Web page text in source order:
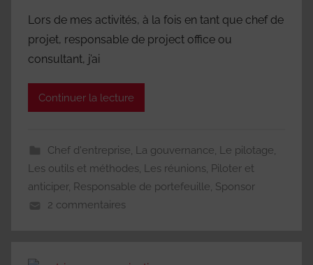
Lors de mes activités, à la fois en tant que chef de
projet, responsable de project office ou
consultant, j’ai
Continuer la lecture
Chef d'entreprise, La gouvernance, Le pilotage,
Les outils et méthodes, Les réunions, Piloter et
anticiper, Responsable de portefeuille, Sponsor
2 commentaires